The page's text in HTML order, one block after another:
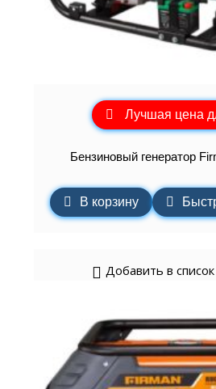
Лучшая цена
Бензиновый генератор
В корзину
Добавить в